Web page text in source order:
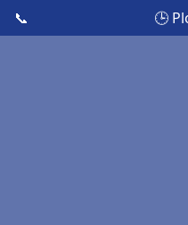
📞 🕒